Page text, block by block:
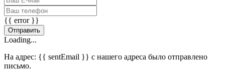
{{ error }}
Отправить
Loading...
На адрес: {{ sentEmail }} с нашего адреса было отправлено
письмо.